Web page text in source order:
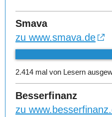
Smava
zu www.smava.de
2.414 mal von Lesern
Besserfinanz
zu